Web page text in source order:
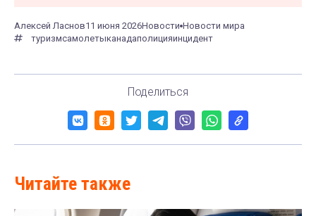
Алексей Ласнов11 июня 2026Новости Новости мира
туризмсамолетыканадаполицияинцидент
Поделиться
Читайте также